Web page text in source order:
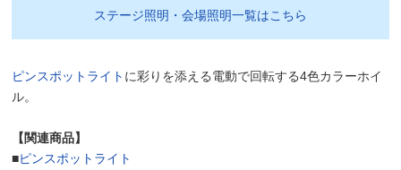
ステージ照明・会場照明一覧はこちら
ピンスポットライト に彩りを添える電動で回転する4色カラーホイ
ル。
【関連商品】
■ピンスポットライト